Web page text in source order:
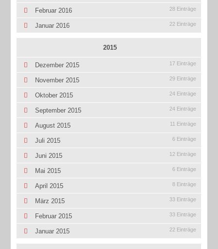
Februar 2016 28 Einträge
Januar 2016 22 Einträge
2015
Dezember 2015 17 Einträge
November 2015 29 Einträge
Oktober 2015 24 Einträge
September 2015 24 Einträge
August 2015 11 Einträge
Juli 2015 6 Einträge
Juni 2015 12 Einträge
Mai 2015 6 Einträge
April 2015 8 Einträge
März 2015 33 Einträge
Februar 2015 33 Einträge
Januar 2015 22 Einträge